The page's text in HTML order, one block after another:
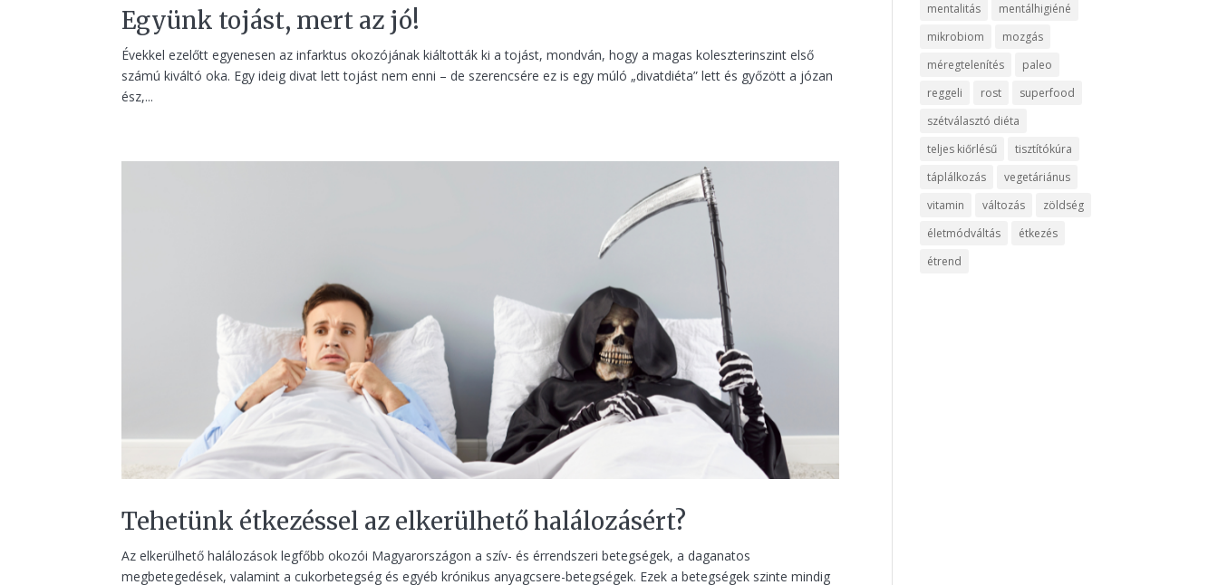
Együnk tojást, mert az jó!
Évekkel ezelőtt egyenesen az infarktus okozójának kiáltották ki a tojást, mondván, hogy a magas koleszterinszint első
számú kiváltó oka. Egy ideig divat lett tojást nem enni – de szerencsére ez is egy múló „divatdiéta” lett és győzött a józan
ész,...
Tehetünk étkezéssel az elkerülhető halálozásért?
Az elkerülhető halálozások legfőbb okozói Magyarországon a szív- és érrendszeri betegségek, a daganatos
megbetegedések, valamint a cukorbetegség és egyéb krónikus anyagcsere-betegségek. Ezek a betegségek szinte mindig
mentalitás
mentálhigiéné
mikrobiom
mozgás
méregtelenítés
paleo
reggeli
rost
superfood
szétválasztó diéta
teljes kiőrlésű
tisztítókúra
táplálkozás
vegetáriánus
vitamin
változás
zöldség
életmódváltás
étkezés
étrend